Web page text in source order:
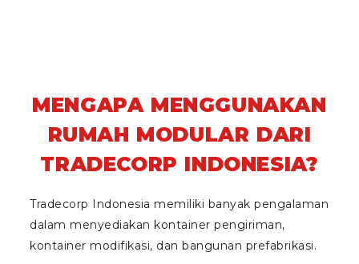
MENGAPA MENGGUNAKAN
RUMAH MODULAR DARI
TRADECORP INDONESIA?
Tradecorp Indonesia memiliki banyak pengalaman
dalam menyediakan kontainer pengiriman,
kontainer modifikasi, dan bangunan prefabrikasi.